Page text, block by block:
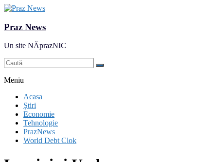
Praz News
Un site NĂprazNIC
Meniu
Acasa
Ştiri
Economie
Tehnologie
PrazNews
World Debt Clok